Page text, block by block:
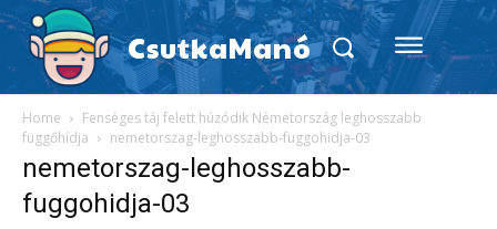
CsutkaManó
Home
Fenséges táj felett húzódik Németország leghosszabb
függőhídja
nemetorszag-leghosszabb-fuggohidja-03
nemetorszag-leghosszabb-
fuggohidja-03